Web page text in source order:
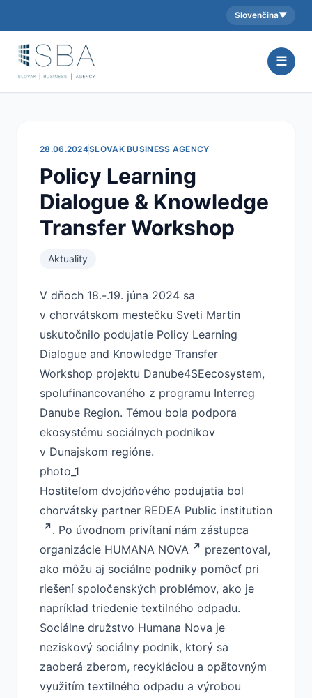
Aktuálny jazyk:
Slovenčina▼
☰
28.06.2024SLOVAK BUSINESS AGENCY
Policy Learning
Dialogue & Knowledge
Transfer Workshop
Aktuality
V dňoch 18.-.19. júna 2024 sa
v chorvátskom mestečku Sveti Martin
uskutočnilo podujatie Policy Learning
Dialogue and Knowledge Transfer
Workshop projektu Danube4SEecosystem,
spolufinancovaného z programu Interreg
Danube Region. Témou bola podpora
ekosystému sociálnych podnikov
v Dunajskom regióne.
photo_1
Hostiteľom dvojdňového podujatia bol
chorvátsky partner REDEA Public institution
. Po úvodnom privítaní nám zástupca
organizácie HUMANA NOVA
prezentoval,
ako môžu aj sociálne podniky pomôcť pri
riešení spoločenských problémov, ako je
napríklad triedenie textilného odpadu.
Sociálne družstvo Humana Nova je
neziskový sociálny podnik, ktorý sa
zaoberá zberom, recykláciou a opätovným
využitím textilného odpadu a výrobou